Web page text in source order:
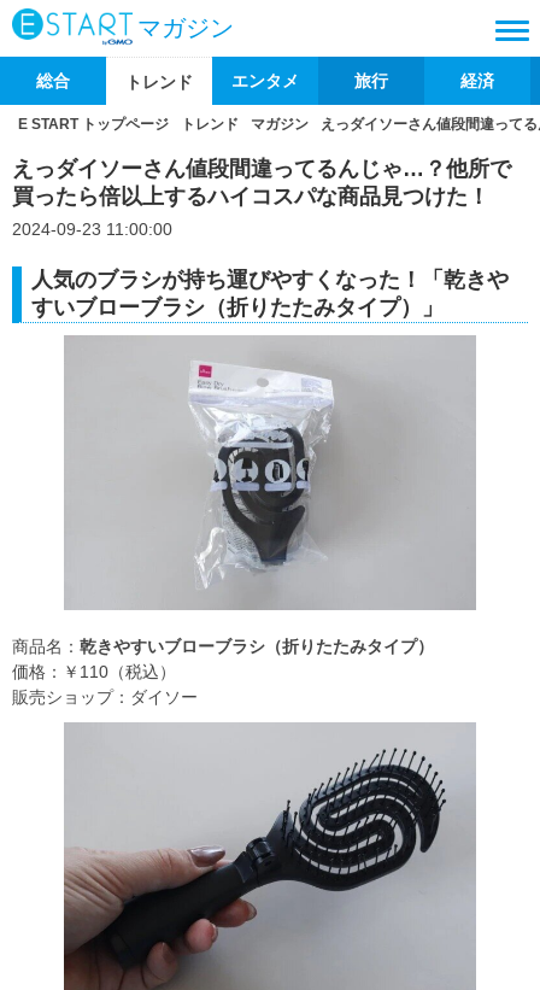
マガジン
総合 トレンド エンタメ 旅行 経済
E START トップページ トレンド マガジン えっダイソーさん値段間違って
えっダイソーさん値段間違ってるんじゃ…？他所で
買ったら倍以上するハイコスパな商品見つけた！
2024-09-23 11:00:00
人気のブラシが持ち運びやすくなった！「乾きや
すいブローブラシ（折りたたみタイプ）」
商品名： 乾きやすいブローブラシ（折りたたみタイプ）
価格：￥110（税込）
販売ショップ：ダイソー